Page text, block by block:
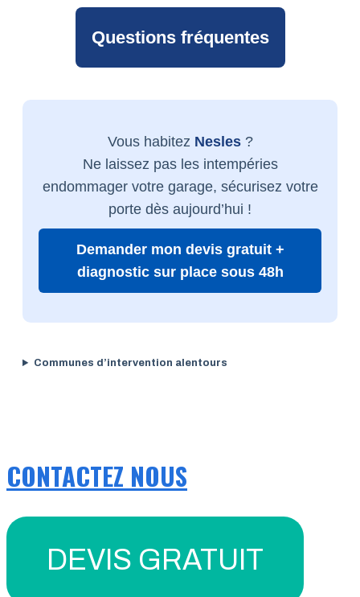
Questions fréquentes
Vous habitez Nesles?
Ne laissez pas les intempéries
endommager votre garage, sécurisez votre
porte dès aujourd’hui !
Demander mon devis gratuit +
diagnostic sur place sous 48h
Communes d’intervention alentours
CONTACTEZ NOUS
DEVIS GRATUIT